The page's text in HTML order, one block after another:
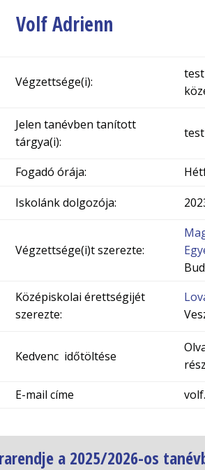
Volf Adrienn
Végzettsége(i):
Jelen tanévben tanított
tárgya(i):
Fogadó órája:
Iskolánk dolgozója:
Végzettsége(i)t szerezte:
Középiskolai érettségijét
szerezte:
Kedvenc időtöltése
E-mail címe
a 2025/2026-os